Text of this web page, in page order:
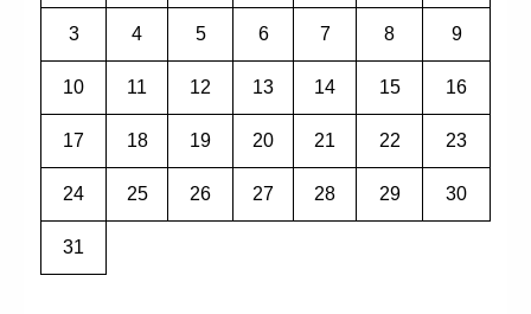
3 4 5 6 7 8 9
10 11 12 13 14 15 16
17 18 19 20 21 22 23
24 25 26 27 28 29 30
31